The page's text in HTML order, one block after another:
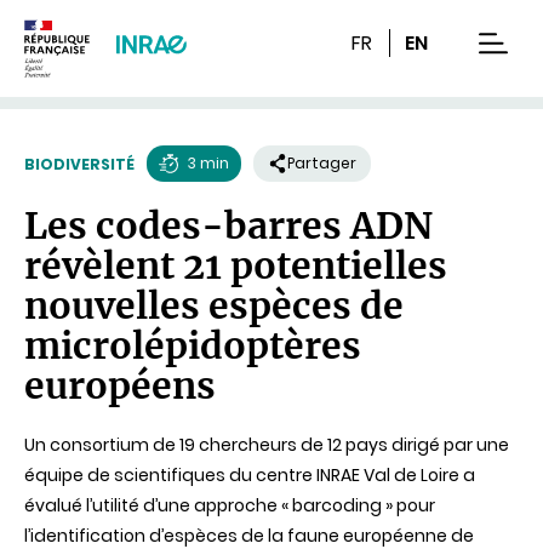
FR EN
BIODIVERSITÉ
de
lecture
3 min Partager
Les codes-barres ADN
révèlent 21 potentielles
nouvelles espèces de
microlépidoptères
européens
Un consortium de 19 chercheurs de 12 pays dirigé par une
équipe de scientifiques du centre INRAE Val de Loire a
évalué l’utilité d’une approche « barcoding » pour
l’identification d’espèces de la faune européenne de